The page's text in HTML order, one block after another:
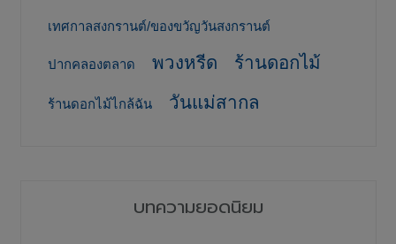
เทศกาลสงกรานต์/ของขวัญวันสงกรานต์
ปากคลองตลาด พวงหรีด ร้านดอกไม้
ร้านดอกไม้ไกล้ฉัน วันแม่สากล
บทความยอดนิยม